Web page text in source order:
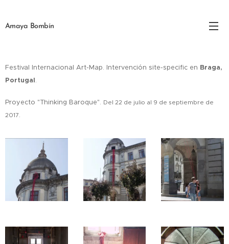
Amaya Bombín
Festival Internacional Art-Map. Intervención site-specific en Braga,
Portugal.
Proyecto "Thinking Baroque". Del 22 de julio al 9 de septiembre de
2017.